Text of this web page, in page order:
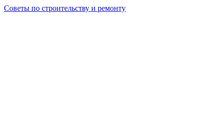
Советы по строительству и ремонту